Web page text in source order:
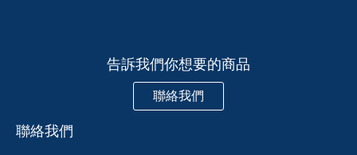
告訴我們你想要的商品
聯絡我們
聯絡我們